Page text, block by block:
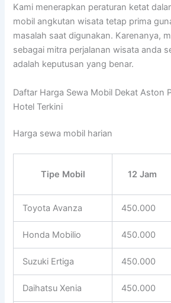
Kami menerapkan peraturan ketat
mobil angkutan wisata tetap prima
masalah saat digunakan. Karenanya,
sebagai mitra perjalanan wisata anda
adalah keputusan yang benar.
Daftar Harga Sewa Mobil Dekat Aston
Hotel Terkini
Harga sewa mobil harian
Tipe Mobil 12 Jam
Toyota Avanza 450.000
Honda Mobilio 450.000
Suzuki Ertiga 450.000
Daihatsu Xenia 450.000